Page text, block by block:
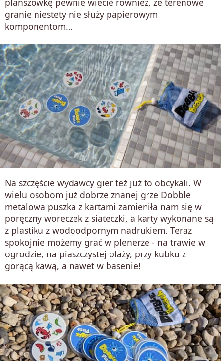
planszówkę pewnie wiecie również, że terenowe
granie niestety nie służy papierowym
komponentom…
Na szczęście wydawcy gier też już to obcykali. W
wielu osobom już dobrze znanej grze Dobble
metalowa puszka z kartami zamieniła nam się w
poręczny woreczek z siateczki, a karty wykonane są
z plastiku z wodoodpornym nadrukiem. Teraz
spokojnie możemy grać w plenerze - na trawie w
ogrodzie, na piaszczystej plaży, przy kubku z
gorącą kawą, a nawet w basenie!